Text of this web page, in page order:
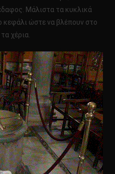
Μάλιστα τα κυκλικά
κεφάλι ώστε να βλέπουν στο
χέρια.